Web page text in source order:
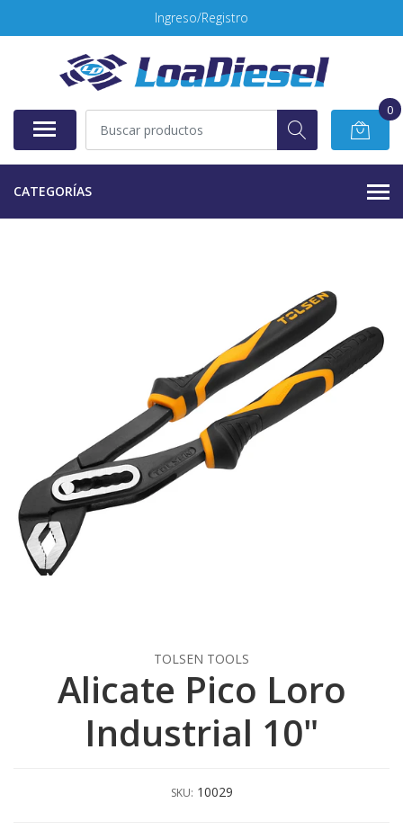
Ingreso/Registro
0
CATEGORÍAS
TOLSEN TOOLS
Alicate Pico Loro
Industrial 10"
SKU: 10029